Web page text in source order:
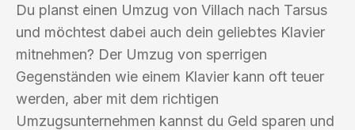
Du planst einen Umzug von Villach nach Tarsus
und möchtest dabei auch dein geliebtes Klavier
mitnehmen? Der Umzug von sperrigen
Gegenständen wie einem Klavier kann oft teuer
werden, aber mit dem richtigen
Umzugsunternehmen kannst du Geld sparen und